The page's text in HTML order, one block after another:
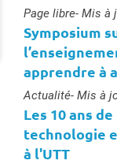
Type :
Page libre- Mis à
Symposium
apprendre à
Type :
Actualité- Mis à
Les 10 ans
technologie
à l'UTT